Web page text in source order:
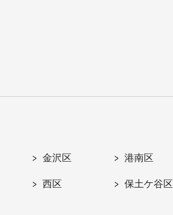
金沢区 港南区
西区 保土ケ谷区